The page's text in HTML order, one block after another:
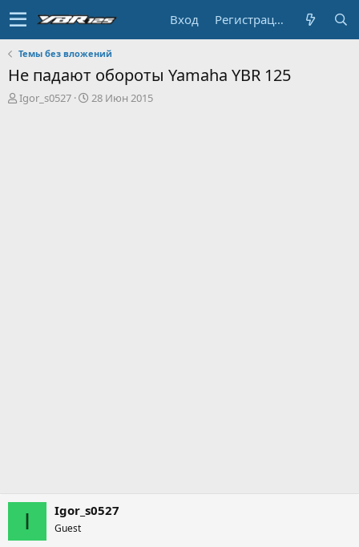
Вход Регистрация
Темы без вложений
Не падают обороты Yamaha YBR 125
А
Igor_s0527
Д
28 Июн 2015
I Igor_s0527
Guest